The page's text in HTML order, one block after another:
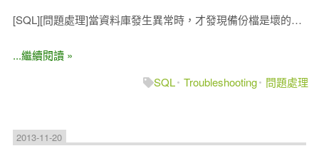
[SQL][問題處理]當資料庫發生異常時，才發現備份檔是壞的…
...繼續閱讀 »
SQL Troubleshooting 問題處理
2013-11-20